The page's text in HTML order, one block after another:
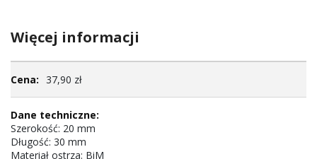
Więcej informacji
informacji37,90 zł
Szerokość: 20 mm
Długość: 30 mm
Materiał ostrza: BiM